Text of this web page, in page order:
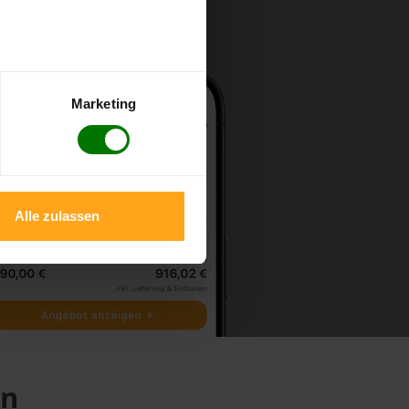
Marketing
Alle zulassen